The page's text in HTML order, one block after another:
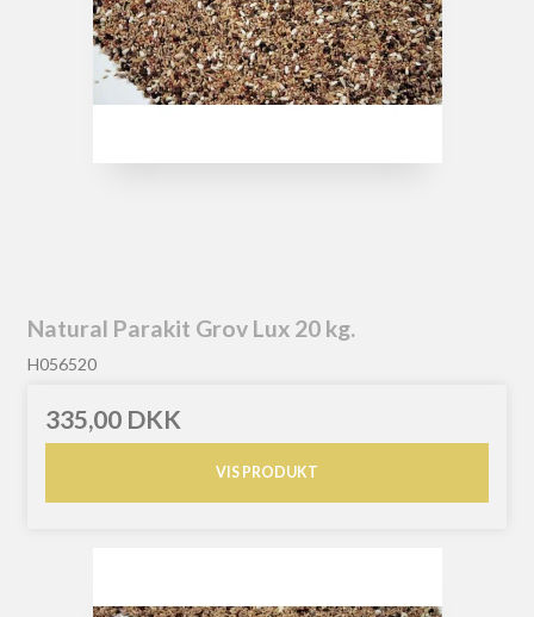
Natural Parakit Grov Lux 20 kg.
H056520
335,00 DKK
VIS PRODUKT